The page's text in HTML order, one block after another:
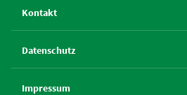
Kontakt
Datenschutz
Impressum